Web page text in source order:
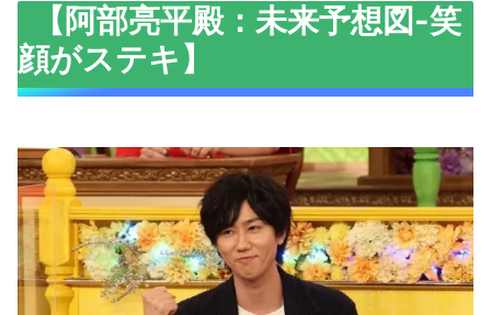
【阿部亮平殿：未来予想図-笑
顔がステキ】